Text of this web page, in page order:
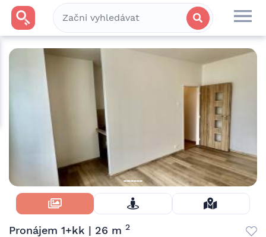
Skrýt Fotky
Pronájem 1+kk | 26 m 2